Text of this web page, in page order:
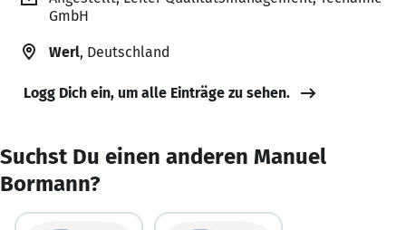
GmbH
Werl, Deutschland
Logg Dich ein, um alle Einträge zu sehen.
Suchst Du einen anderen Manuel
Bormann?